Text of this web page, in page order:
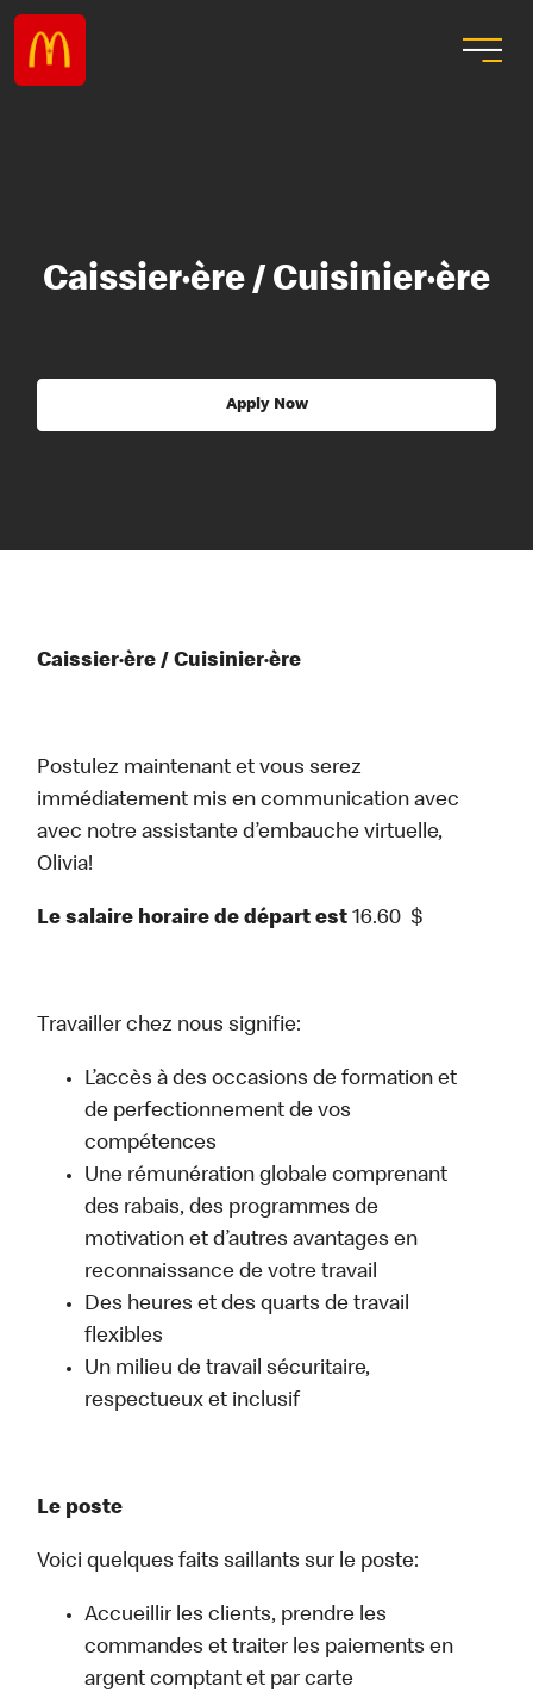
Caissier·ère / Cuisinier·ère
Apply Now
Caissier·ère / Cuisinier·ère
Postulez maintenant et vous serez
immédiatement mis en communication avec
avec notre assistante d’embauche virtuelle,
Olivia!
Le salaire horaire de départ est 16.60 $
Travailler chez nous signifie:
L’accès à des occasions de formation et
de perfectionnement de vos
compétences
Une rémunération globale comprenant
des rabais, des programmes de
motivation et d’autres avantages en
reconnaissance de votre travail
Des heures et des quarts de travail
flexibles
Un milieu de travail sécuritaire,
respectueux et inclusif
Le poste
Voici quelques faits saillants sur le poste:
Accueillir les clients, prendre les
commandes et traiter les paiements en
argent comptant et par carte